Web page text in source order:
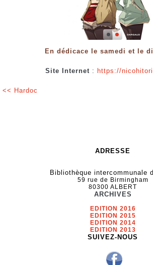
En dédicace le samedi et le
Site Internet : https://
<< Hardoc
ADRESSE
Bibliothèque intercommunale
59 rue de Birmingham
80300 ALBERT
ARCHIVES
EDITION 2016
EDITION 2015
EDITION 2014
EDITION 2013
SUIVEZ-NOUS